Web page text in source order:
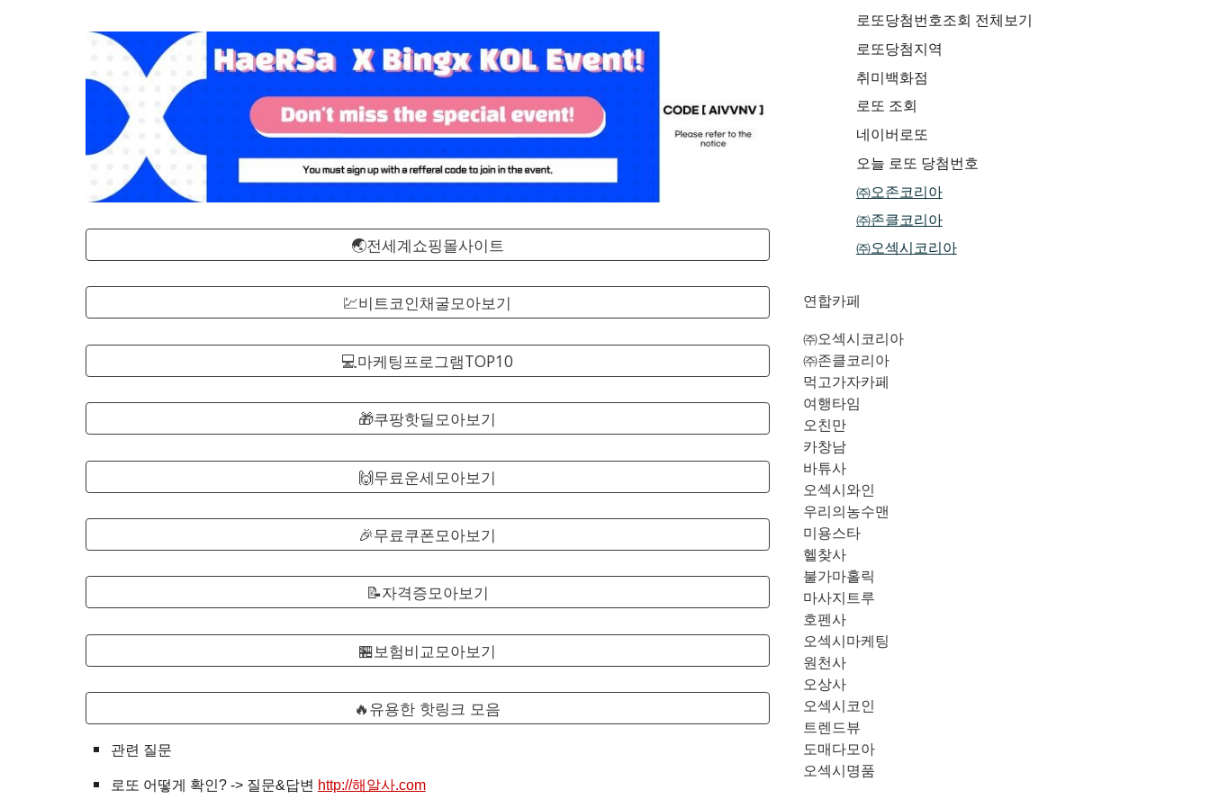
🌏전세계쇼핑몰사이트
💹비트코인채굴모아보기
💻마케팅프로그램TOP10
🎁쿠팡핫딜모아보기
🙌무료운세모아보기
🎉무료쿠폰모아보기
📝자격증모아보기
🏪보험비교모아보기
🔥유용한 핫링크 모음
관련 질문
로또 어떻게 확인? -> 질문&답변 http://해알사.com
로또당첨번호조회 전체보기
로또당첨지역
취미백화점
로또 조회
네이버로또
오늘 로또 당첨번호
㈜오존코리아
㈜존클코리아
㈜오섹시코리아
연합카페
㈜오섹시코리아
㈜존클코리아
먹고가자카페
여행타임
오친만
카창남
바튜사
오섹시와인
우리의농수맨
미용스타
헬찾사
불가마홀릭
마사지트루
호펜사
오섹시마케팅
원천사
오상사
오섹시코인
트렌드뷰
도매다모아
오섹시명품